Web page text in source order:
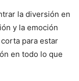
la diversión en
y la emoción
para estar
en todo lo que